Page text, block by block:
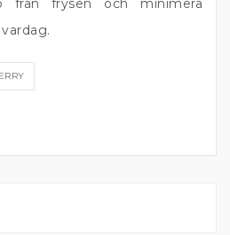
frysen och minimera